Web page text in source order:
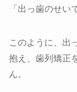
「出っ歯のせい
このように、出
抱え、歯列矯正
ん。